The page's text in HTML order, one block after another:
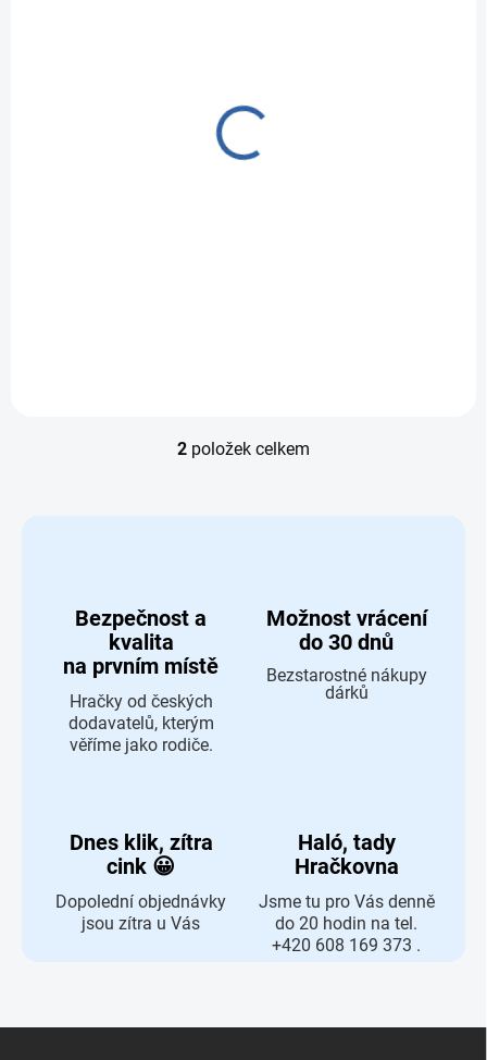
Ovládací prvky výpisu
2 položek celkem
Bezpečnost a
kvalita
na prvním místě
Hračky od českých
dodavatelů, kterým
věříme jako rodiče.
Možnost vrácení
do 30 dnů
Bezstarostné nákupy
dárků
Dnes klik, zítra
cink 😀
Dopolední objednávky
jsou zítra u Vás
Haló, tady
Hračkovna
Jsme tu pro Vás denně
do 20 hodin na tel.
+420 608 169 373 .